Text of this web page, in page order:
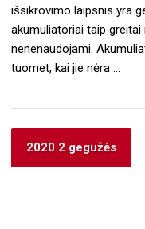
išsikrovimo laipsnis yra
akumuliatoriai taip
nenenaudojami.
tuomet, kai jie nėra …
2020 2 gegužės